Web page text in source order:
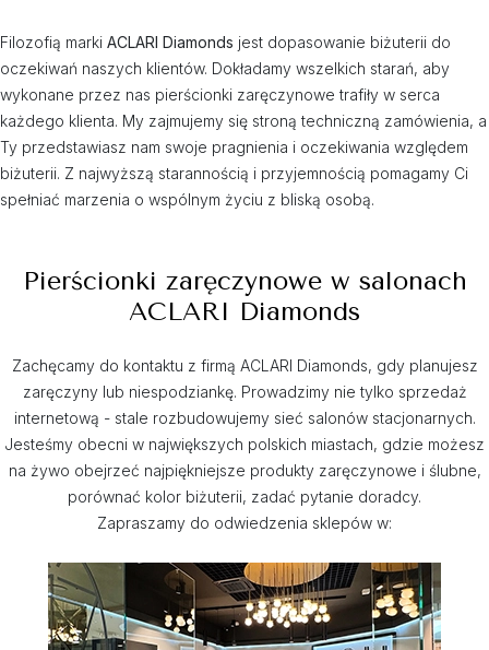
Filozofią marki ACLARI Diamonds jest dopasowanie biżuterii do
oczekiwań naszych klientów. Dokładamy wszelkich starań, aby
wykonane przez nas pierścionki zaręczynowe trafiły w serca
każdego klienta. My zajmujemy się stroną techniczną zamówienia, a
Ty przedstawiasz nam swoje pragnienia i oczekiwania względem
biżuterii. Z najwyższą starannością i przyjemnością pomagamy Ci
spełniać marzenia o wspólnym życiu z bliską osobą.
Pierścionki zaręczynowe w salonach
ACLARI Diamonds
Zachęcamy do kontaktu z firmą ACLARI Diamonds, gdy planujesz
zaręczyny lub niespodziankę. Prowadzimy nie tylko sprzedaż
internetową - stale rozbudowujemy sieć salonów stacjonarnych.
Jesteśmy obecni w największych polskich miastach, gdzie możesz
na żywo obejrzeć najpiękniejsze produkty zaręczynowe i ślubne,
porównać kolor biżuterii, zadać pytanie doradcy.
Zapraszamy do odwiedzenia sklepów w: